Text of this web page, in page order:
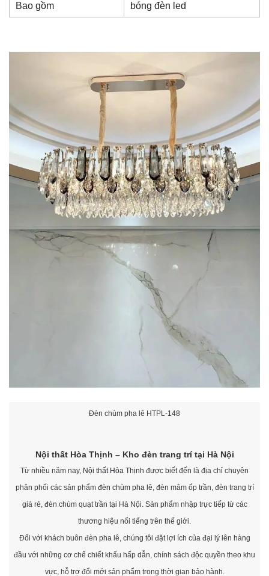
Bao gồm bóng đèn led
Đèn chùm pha lê HTPL-148
Nội thất Hòa Thịnh – Kho đèn trang trí tại Hà Nội
Từ nhiều năm nay, Nội thất Hòa Thịnh được biết đến là địa chỉ chuyên
phân phối các sản phẩm đèn chùm pha lê, đèn mâm ốp trần, đèn trang trí
giá rẻ, đèn chùm quạt trần tại Hà Nội. Sản phẩm nhập trực tiếp từ các
thương hiệu nổi tiếng trên thế giới.
Đối với khách buôn đèn pha lê, chúng tôi đặt lợi ích của đại lý lên hàng
đầu với những cơ chế chiết khấu hấp dẫn, chính sách độc quyền theo khu
vực, hỗ trợ đổi mới sản phẩm trong thời gian bảo hành.